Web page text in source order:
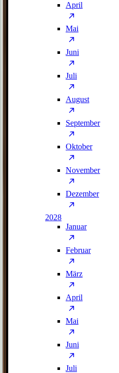
April
Mai
Juni
Juli
August
September
Oktober
November
Dezember
2028
Januar
Februar
März
April
Mai
Juni
Juli